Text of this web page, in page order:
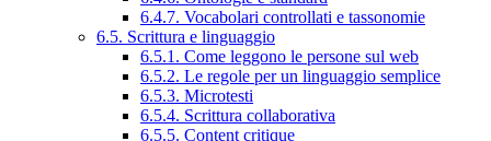
6.4.7. Vocabolari controllati e tassonomie
6.5. Scrittura e linguaggio
6.5.1. Come leggono le persone sul web
6.5.2. Le regole per un linguaggio semplice
6.5.3. Microtesti
6.5.4. Scrittura collaborativa
6.5.5. Content critique